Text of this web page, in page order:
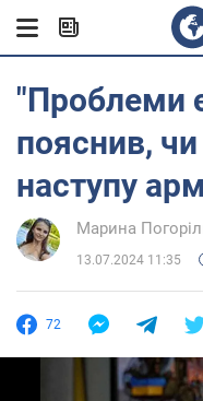
"Проблеми
пояснив, чи
наступу
Марина
13.07.2024 11:35
72